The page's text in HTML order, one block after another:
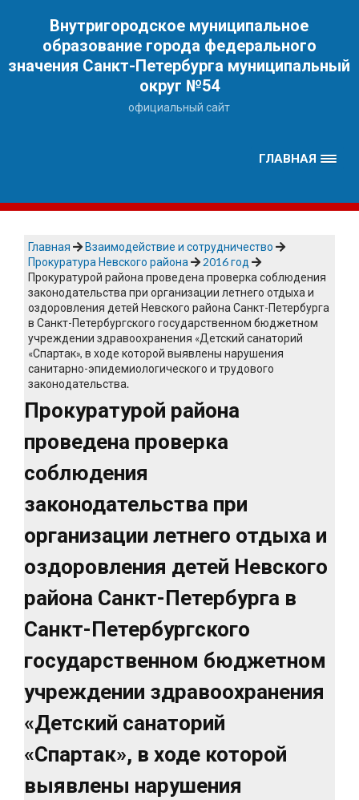
Внутригородское муниципальное
образование города федерального
значения Санкт-Петербурга муниципальный
округ №54
официальный сайт
ГЛАВНАЯ
Главная
Взаимодействие и сотрудничество
Прокуратура Невского района
2016 год
Прокуратурой района проведена проверка соблюдения
законодательства при организации летнего отдыха и
оздоровления детей Невского района Санкт-Петербурга
в Санкт-Петербургского государственном бюджетном
учреждении здравоохранения «Детский санаторий
«Спартак», в ходе которой выявлены нарушения
санитарно-эпидемиологического и трудового
законодательства.
Прокуратурой района
проведена проверка
соблюдения
законодательства при
организации летнего отдыха и
оздоровления детей Невского
района Санкт-Петербурга в
Санкт-Петербургского
государственном бюджетном
учреждении здравоохранения
«Детский санаторий
«Спартак», в ходе которой
выявлены нарушения